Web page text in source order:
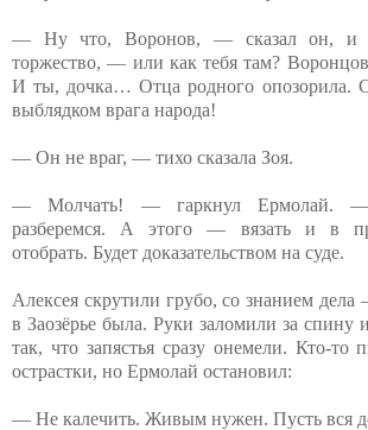
— Ну что, Воронов, — сказал он, и в
торжество, — или как тебя там?
И ты, дочка… Отца родного опозорила. С
выблядком врага народа!
— Он не враг, — тихо сказала Зоя.
— Молчать! — гаркнул Ермолай.
разберемся. А этого — вязать и в
отобрать. Будет доказательством на суде.
Алексея скрутили грубо, со знанием
в Заозёрье была. Руки заломили за спину
так, что запястья сразу онемели. Кто-то
острастки, но Ермолай остановил:
— Не калечить. Живым нужен. Пусть вся